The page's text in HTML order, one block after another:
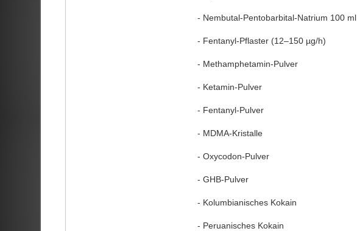
- Nembutal-Pentobarbital-Natrium 100 ml
- Fentanyl-Pflaster (12–150 µg/h)
- Methamphetamin-Pulver
- Ketamin-Pulver
- Fentanyl-Pulver
- MDMA-Kristalle
- Oxycodon-Pulver
- GHB-Pulver
- Kolumbianisches Kokain
- Peruanisches Kokain